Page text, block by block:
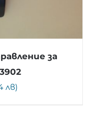
за
лв)